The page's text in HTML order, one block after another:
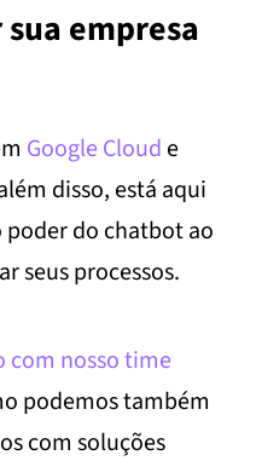
empresa
Google Cloud e
disso, está aqui
do chatbot ao
seus processos.
nosso time
podemos também
com soluções